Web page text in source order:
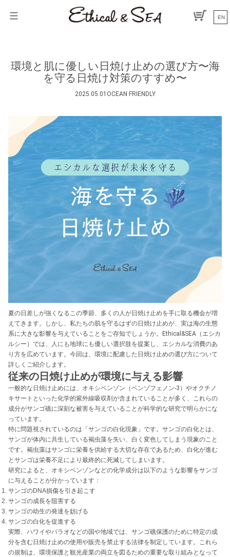
EN
環境と肌に優しい日焼け止めの選び方〜海
を守る日焼け対策のすすめ〜
2025.05.01 OCEAN FRIENDLY
夏の日差しが強くなるこの季節、多くの人が日焼け止めを手に取る機会が増
えてきます。しかし、私たちの肌を守るはずの日焼け止めが、実は海の生態
系に大きな影響を与えていることをご存知でしょうか。Ethical&SEA（エシカ
ルシー）では、人にも地球にも優しい選択肢を提案し、エシカルな消費のあ
り方を広めています。今回は、環境に配慮した日焼け止めの選び方について
詳しくご紹介します。
従来の日焼け止めが環境に与える影響
一般的な日焼け止めには、オキシベンゾン（ベンゾフェノン-3）やオクチノ
キサートといった化学的紫外線吸収剤が含まれていることが多く、これらの
成分がサンゴ礁に深刻な被害を与えていることが科学的な研究で明らかにな
っています。
特に問題視されているのは「サンゴの白化現象」です。サンゴの白化とは、
サンゴが体内に共生している褐虫藻を失い、白く変色してしまう現象のこと
です。褐虫藻はサンゴに栄養を供給する大切な存在であるため、白化が進む
とサンゴは栄養不足により最終的に死滅してしまいます。
研究によると、オキシベンゾンなどの化学成分は以下のような影響をサンゴ
に与えることが分かっています：
サンゴのDNA損傷を引き起こす
サンゴの成長を阻害する
サンゴの幼生の発達を妨げる
サンゴの白化を促進する
実際、ハワイやパラオなどの国や地域では、サンゴ礁保護のために特定の成
分を含む日焼け止めの使用や販売を禁止する法律を制定しています。これら
の規制は、環境保護と観光産業の両立を図るための重要な取り組みとなって